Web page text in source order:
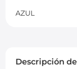
AZUL
Descripción